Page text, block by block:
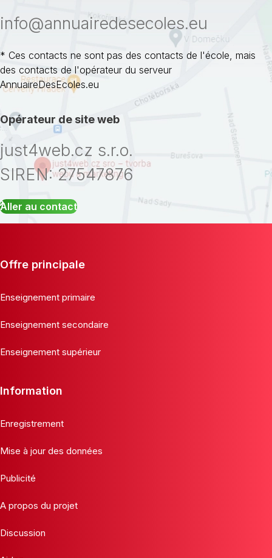
info@annuairedesecoles.eu
* Ces contacts ne sont pas des contacts de l'école, mais
des contacts de l'opérateur du serveur
AnnuaireDesEcoles.eu
Opérateur de site web
just4web.cz s.r.o.
SIREN: 27547876
Aller au contact
Offre principale
Enseignement primaire
Enseignement secondaire
Enseignement supérieur
Information
Enregistrement
Mise à jour des données
Publicité
A propos du projet
Discussion